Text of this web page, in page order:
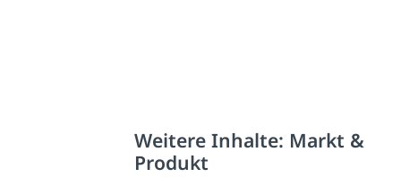
Weitere Inhalte: Markt &
Produkt